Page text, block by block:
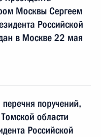
Москвы Сергеем
Российской
в Москве 22 мая
поручений,
области
Российской